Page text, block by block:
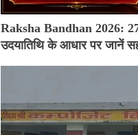
Raksha Bandhan 2026:
उदयातिथि के आधार पर जानें